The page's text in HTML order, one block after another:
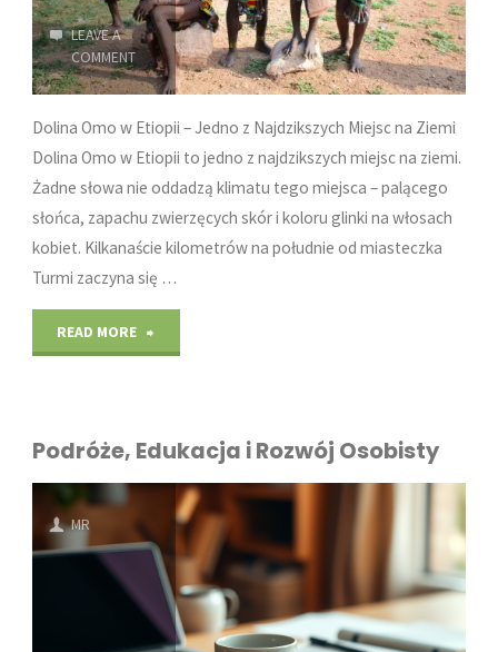
LEAVE A
COMMENT
Dolina Omo w Etiopii – Jedno z Najdzikszych Miejsc na Ziemi
Dolina Omo w Etiopii to jedno z najdzikszych miejsc na ziemi.
Żadne słowa nie oddadzą klimatu tego miejsca – palącego
słońca, zapachu zwierzęcych skór i koloru glinki na włosach
kobiet. Kilkanaście kilometrów na południe od miasteczka
Turmi zaczyna się …
READ MORE "Odkryj
Etiopii"
Podróże, Edukacja i Rozwój Osobisty
MR